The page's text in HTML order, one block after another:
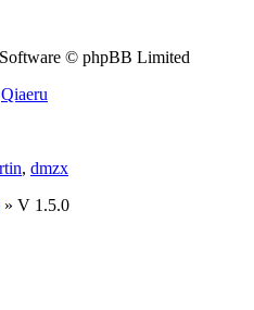
© phpBB Limited
Qiaeru
, dmzx
» V 1.5.0